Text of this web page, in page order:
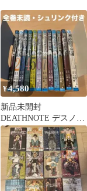
¥4,580
新品未開封
DEATHNOTE デスノー
ト 1-12巻 全巻セット